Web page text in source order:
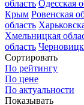
область Одесская
Крым Ровенская
область
Хмельницкая
область
Сортировать
По рейтингу
По цене
По актуальности
Показывать